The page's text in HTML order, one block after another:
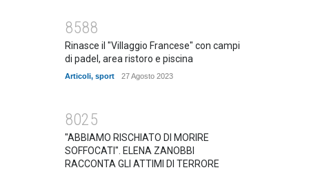
8588
Rinasce il "Villaggio Francese" con campi
di padel, area ristoro e piscina
Articoli, sport 27 Agosto 2023
8025
"ABBIAMO RISCHIATO DI MORIRE
SOFFOCATI". ELENA ZANOBBI
RACCONTA GLI ATTIMI DI TERRORE